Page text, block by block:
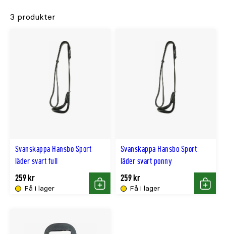
3 produkter
Svanskappa Hansbo Sport
läder svart full
Få i lager
259 kr
Köp
Svanskappa Hansbo Sport
läder svart ponny
Få i lager
259 kr
Köp